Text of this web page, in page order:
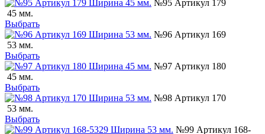
№95 Артикул 179
45 мм.
Выбрать
№96 Артикул 169
53 мм.
Выбрать
№97 Артикул 180
45 мм.
Выбрать
№98 Артикул 170
53 мм.
Выбрать
№99 Артикул 168-